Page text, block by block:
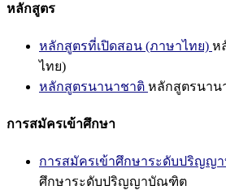
หลักสูตร
หลักสูตรที่เปิดสอน (ภาษาไทย) ห
ไทย)
หลักสูตรนานาชาติ หลักสูตรนาน
การสมัครเข้าศึกษา
การสมัครเข้าศึกษาระดับปริญญ
ศึกษาระดับปริญญาบัณฑิต